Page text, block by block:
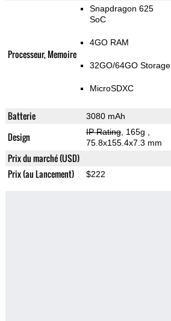
Processeur, Memoire
Snapdragon 625
SoC
4GO RAM
32GO/64GO Storage
MicroSDXC
Batterie 3080 mAh
Design IP Rating, 165g
75.8x155.4x7.3 mm
Prix du marché (USD)
Prix (au Lancement) $222